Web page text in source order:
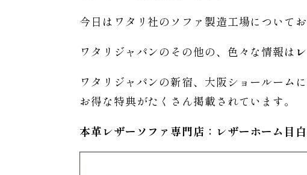
今日はワタリ社のソファ製造工場についてお
ワタリジャパンのその他の、色々な情報は
ワタリジャパンの新宿、大阪ショールーム
お得な特典がたくさん掲載されています。
本革レザーソファ専門店：レザーホーム 目